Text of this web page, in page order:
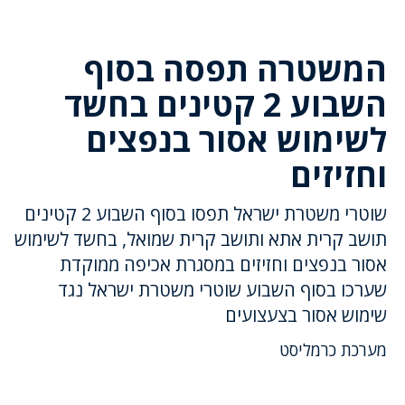
המשטרה תפסה בסוף
השבוע 2 קטינים בחשד
לשימוש אסור בנפצים
וחזיזים
שוטרי משטרת ישראל תפסו בסוף השבוע 2 קטינים
תושב קרית אתא ותושב קרית שמואל, בחשד לשימוש
אסור בנפצים וחזיזים במסגרת אכיפה ממוקדת
שערכו בסוף השבוע שוטרי משטרת ישראל נגד
שימוש אסור בצעצועים
מערכת כרמליסט